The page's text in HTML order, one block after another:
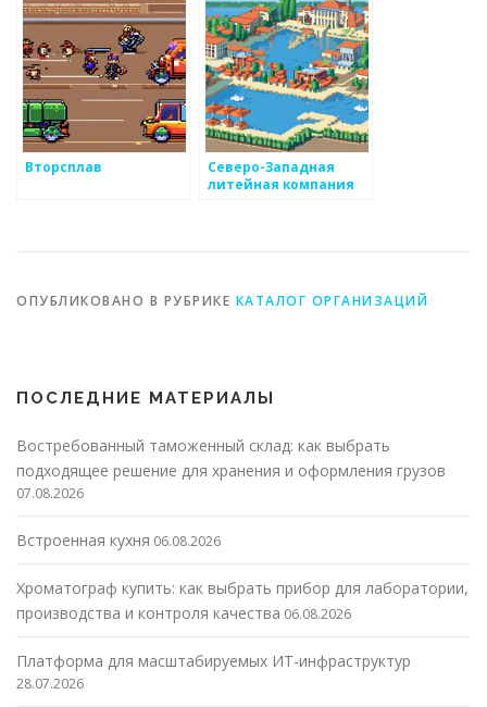
Вторсплав
Северо-Западная
литейная компания
ОПУБЛИКОВАНО В РУБРИКЕ КАТАЛОГ ОРГАНИЗАЦИЙ
ПОСЛЕДНИЕ МАТЕРИАЛЫ
Востребованный таможенный склад: как выбрать
подходящее решение для хранения и оформления грузов
07.08.2026
Встроенная кухня 06.08.2026
Хроматограф купить: как выбрать прибор для лаборатории,
производства и контроля качества 06.08.2026
Платформа для масштабируемых ИТ-инфраструктур
28.07.2026